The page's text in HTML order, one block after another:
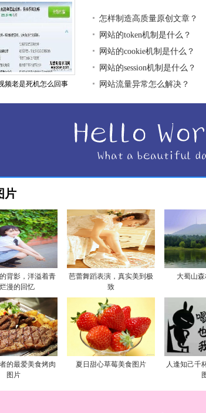
频老是死机怎么回事
怎样制造高质量原创文章？
网站的token机制是什么？
网站的cookie机制是什么？
网站的session机制是什么？
网站流量异常怎么解决？
片
背影，洋溢着青
漫的回忆
芭蕾舞蹈表演，真实美到极
致
大蜀山
的最爱美食烤肉
图片
夏日甜心草莓美食图片
人逢知己千